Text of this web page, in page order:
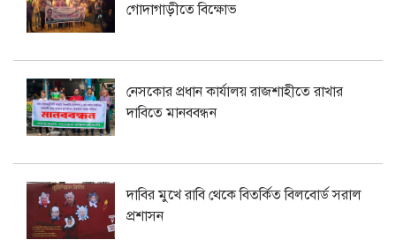
গোদাগাড়ীতে বিক্ষোভ
নেসকোর প্রধান কার্যালয় রাজশাহীতে রাখার
দাবিতে মানববন্ধন
দাবির মুখে রাবি থেকে বিতর্কিত বিলবোর্ড সরাল
প্রশাসন